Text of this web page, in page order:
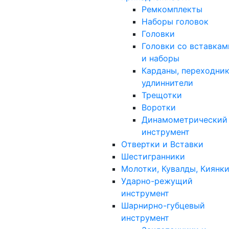
Ремкомплекты
Наборы головок
Головки
Головки со
и наборы
Карданы,
удлиннители
Трещотки
Воротки
Динамометрический
инструмент
Отвертки и Вставки
Шестигранники
Молотки, Кувалды, Киянки
Ударно-режущий
инструмент
Шарнирно-губцевый
инструмент